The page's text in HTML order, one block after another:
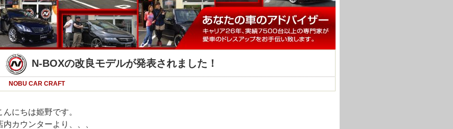
N-BOXの改良モデルが発表されました！
NOBU CAR CRAFT
んにちは姫野です。
内カウンターより、、、